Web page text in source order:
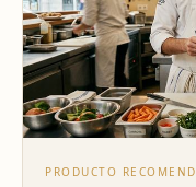
PRODUCTO